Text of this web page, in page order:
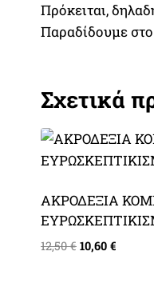
Πρόκειται,
Παραδίδουμε
Σχετικά
ΑΚΡΟΔΕΞΙΑ
12,50€ Original
10,60 €